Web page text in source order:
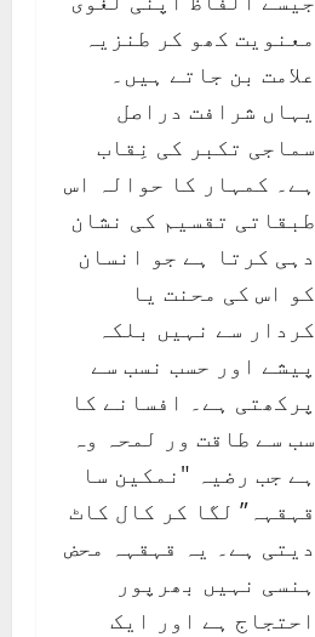
معنویت کھو کر طنزیہ
علامت بن جاتے ہیں۔
یہاں شرافت دراصل
سماجی تکبر کی نِقاب
ہے۔ کمہار کا حوالہ اس
طبقاتی تقسیم کی نشان
دہی کرتا ہے جو انسان
کو اس کی محنت یا
کردار سے نہیں بلکہ
پیشے اور حسب نسب سے
پرکھتی ہے۔ افسانے کا
سب سے طاقت ور لمحہ وہ
ہے جب رضیہ "نمکین سا
قہقہہ” لگا کر کال کاٹ
دیتی ہے۔ یہ قہقہہ محض
ہنسی نہیں بھرپور
احتجاج ہے اور ایک